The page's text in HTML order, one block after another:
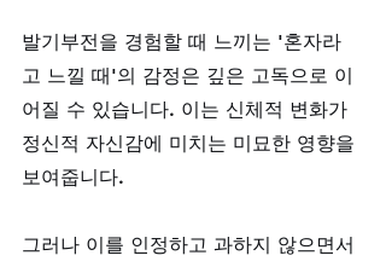
발기부전을 경험할 때 느끼는 '혼자라
고 느낄 때'의 감정은 깊은 고독으로 이
어질 수 있습니다. 이는 신체적 변화가
정신적 자신감에 미치는 미묘한 영향을
보여줍니다.
그러나 이를 인정하고 과하지 않으면서